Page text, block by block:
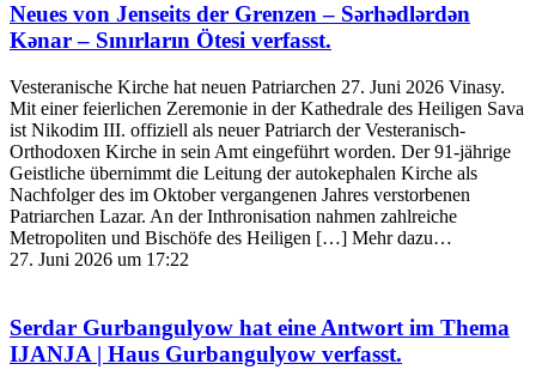
Neues von Jenseits der Grenzen – Sərhədlərdən
Kənar – Sınırların Ötesi verfasst.
Vesteranische Kirche hat neuen Patriarchen 27. Juni 2026 Vinasy.
Mit einer feierlichen Zeremonie in der Kathedrale des Heiligen Sava
ist Nikodim III. offiziell als neuer Patriarch der Vesteranisch-
Orthodoxen Kirche in sein Amt eingeführt worden. Der 91-jährige
Geistliche übernimmt die Leitung der autokephalen Kirche als
Nachfolger des im Oktober vergangenen Jahres verstorbenen
Patriarchen Lazar. An der Inthronisation nahmen zahlreiche
Metropoliten und Bischöfe des Heiligen […] Mehr dazu…
27. Juni 2026 um 17:22
Serdar Gurbangulyow hat eine Antwort im Thema
IJANJA | Haus Gurbangulyow verfasst.